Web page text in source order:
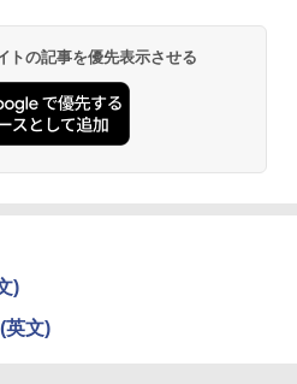
(Stadium ver.)
然水 バナジウム含有 水 ミネラル
ー ペットボトル 静岡県産 500ミリリ
Basic)
モノクロ版 39 (ジャンプ
トの記事を優先表示させる
)
英文)